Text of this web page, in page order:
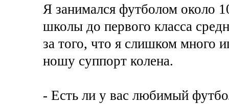
Я занимался футболом около
школы до первого класса
за того, что я слишком много
ношу суппорт колена.
- Есть ли у вас любимый